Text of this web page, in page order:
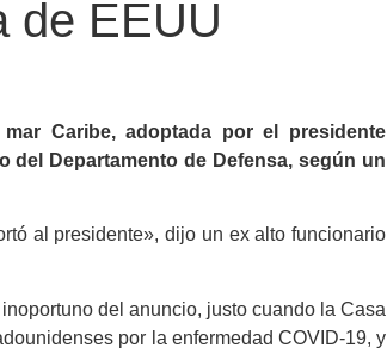
de EEUU
Caribe, adoptada por el presidente
del Departamento de Defensa, según un
al presidente», dijo un ex alto funcionario
del anuncio, justo cuando la Casa
por la enfermedad COVID-19, y